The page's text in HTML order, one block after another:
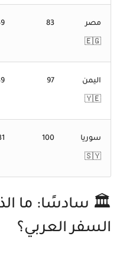
مصر
🇪🇬
83
اليمن
🇾🇪
97
سوريا
🇸🇾
100
🏛️ سادسًا: ما
السفر العربي؟